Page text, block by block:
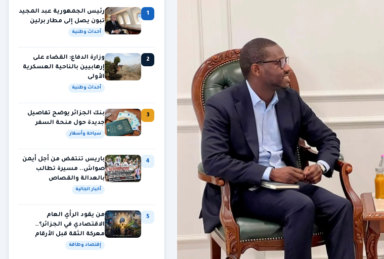
1
رئيس الجمهورية عبد المجيد
تبون يصل إلى مطار برلين
أحداث وطنية
2
وزارة الدفاع: القضاء على
إرهابيين بالناحية العسكرية
الأولى
أحداث وطنية
3
بنك الجزائر يوضح تفاصيل
جديدة حول منحة السفر
سياحة وأسفار
4
باريس تنتفض من أجل أيمن
صواش.. مسيرة تطالب
بالعدالة والقصاص
أخبار الجالية
5
من يقود الرأي العام
الاقتصادي في الجزائر؟…
معركة الثقة قبل الأرقام
إقتصاد وطاقة